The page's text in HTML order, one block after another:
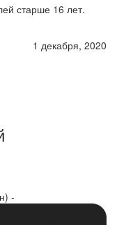
старше 16 лет.
1 декабря, 2020
-